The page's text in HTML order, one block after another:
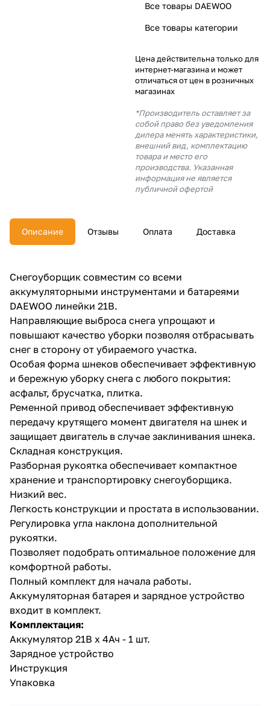
Все товары DAEWOO
Все товары категории
Цена действительна только для
интернет-магазина и может
отличаться от цен в розничных
магазинах
*Производитель оставляет за
собой право без уведомления
дилера менять характеристики,
внешний вид, комплектацию
товара и место его
производства. Указанная
информация не является
публичной офертой
Описание Отзывы Оплата Доставка
Снегоуборщик совместим со всеми
аккумуляторными инструментами и батареями
DAEWOO линейки 21В.
Направляющие выброса снега упрощают и
повышают качество уборки позволяя отбрасывать
снег в сторону от убираемого участка.
Особая форма шнеков обеспечивает эффективную
и бережную уборку снега с любого покрытия:
асфальт, брусчатка, плитка.
Ременной привод обеспечивает эффективную
передачу крутящего момент двигателя на шнек и
защищает двигатель в случае заклинивания шнека.
Складная конструкция.
Разборная рукоятка обеспечивает компактное
хранение и транспортировку снегоуборщика.
Низкий вес.
Легкость конструкции и простата в использовании.
Регулировка угла наклона дополнительной
рукоятки.
Позволяет подобрать оптимальное положение для
комфортной работы.
Полный комплект для начала работы.
Аккумуляторная батарея и зарядное устройство
входит в комплект.
Комплектация:
Аккумулятор 21В х 4Ач - 1 шт.
Зарядное устройство
Инструкция
Упаковка
% будут
с вашей карты
недели
раз в 2 недели